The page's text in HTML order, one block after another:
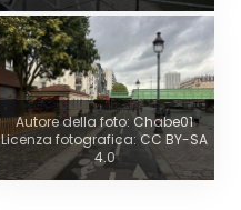
Autore della foto: Chabe01
Licenza fotografica: CC BY-SA
4.0